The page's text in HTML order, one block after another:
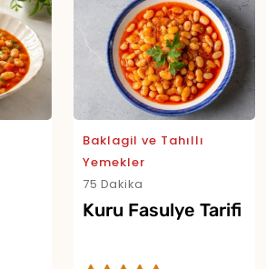
Baklagil ve Tahıllı
Yemekler
75 Dakika
Kuru Fasulye Tarifi